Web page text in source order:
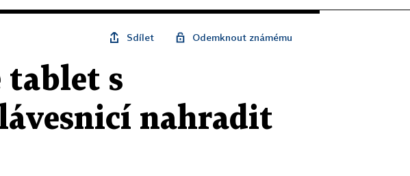
Sdílet Odemknout známému
tablet s
nahradit